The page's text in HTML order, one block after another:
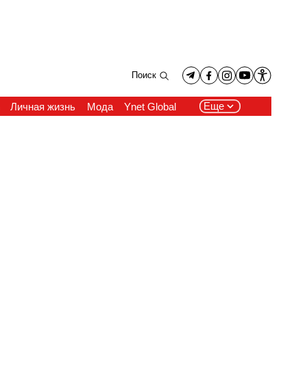
Поиск
Личная жизнь Мода Ynet Global Еще